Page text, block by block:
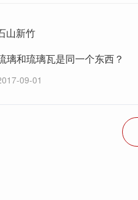
山新竹
璃和琉璃瓦是同一个东西？
09-01